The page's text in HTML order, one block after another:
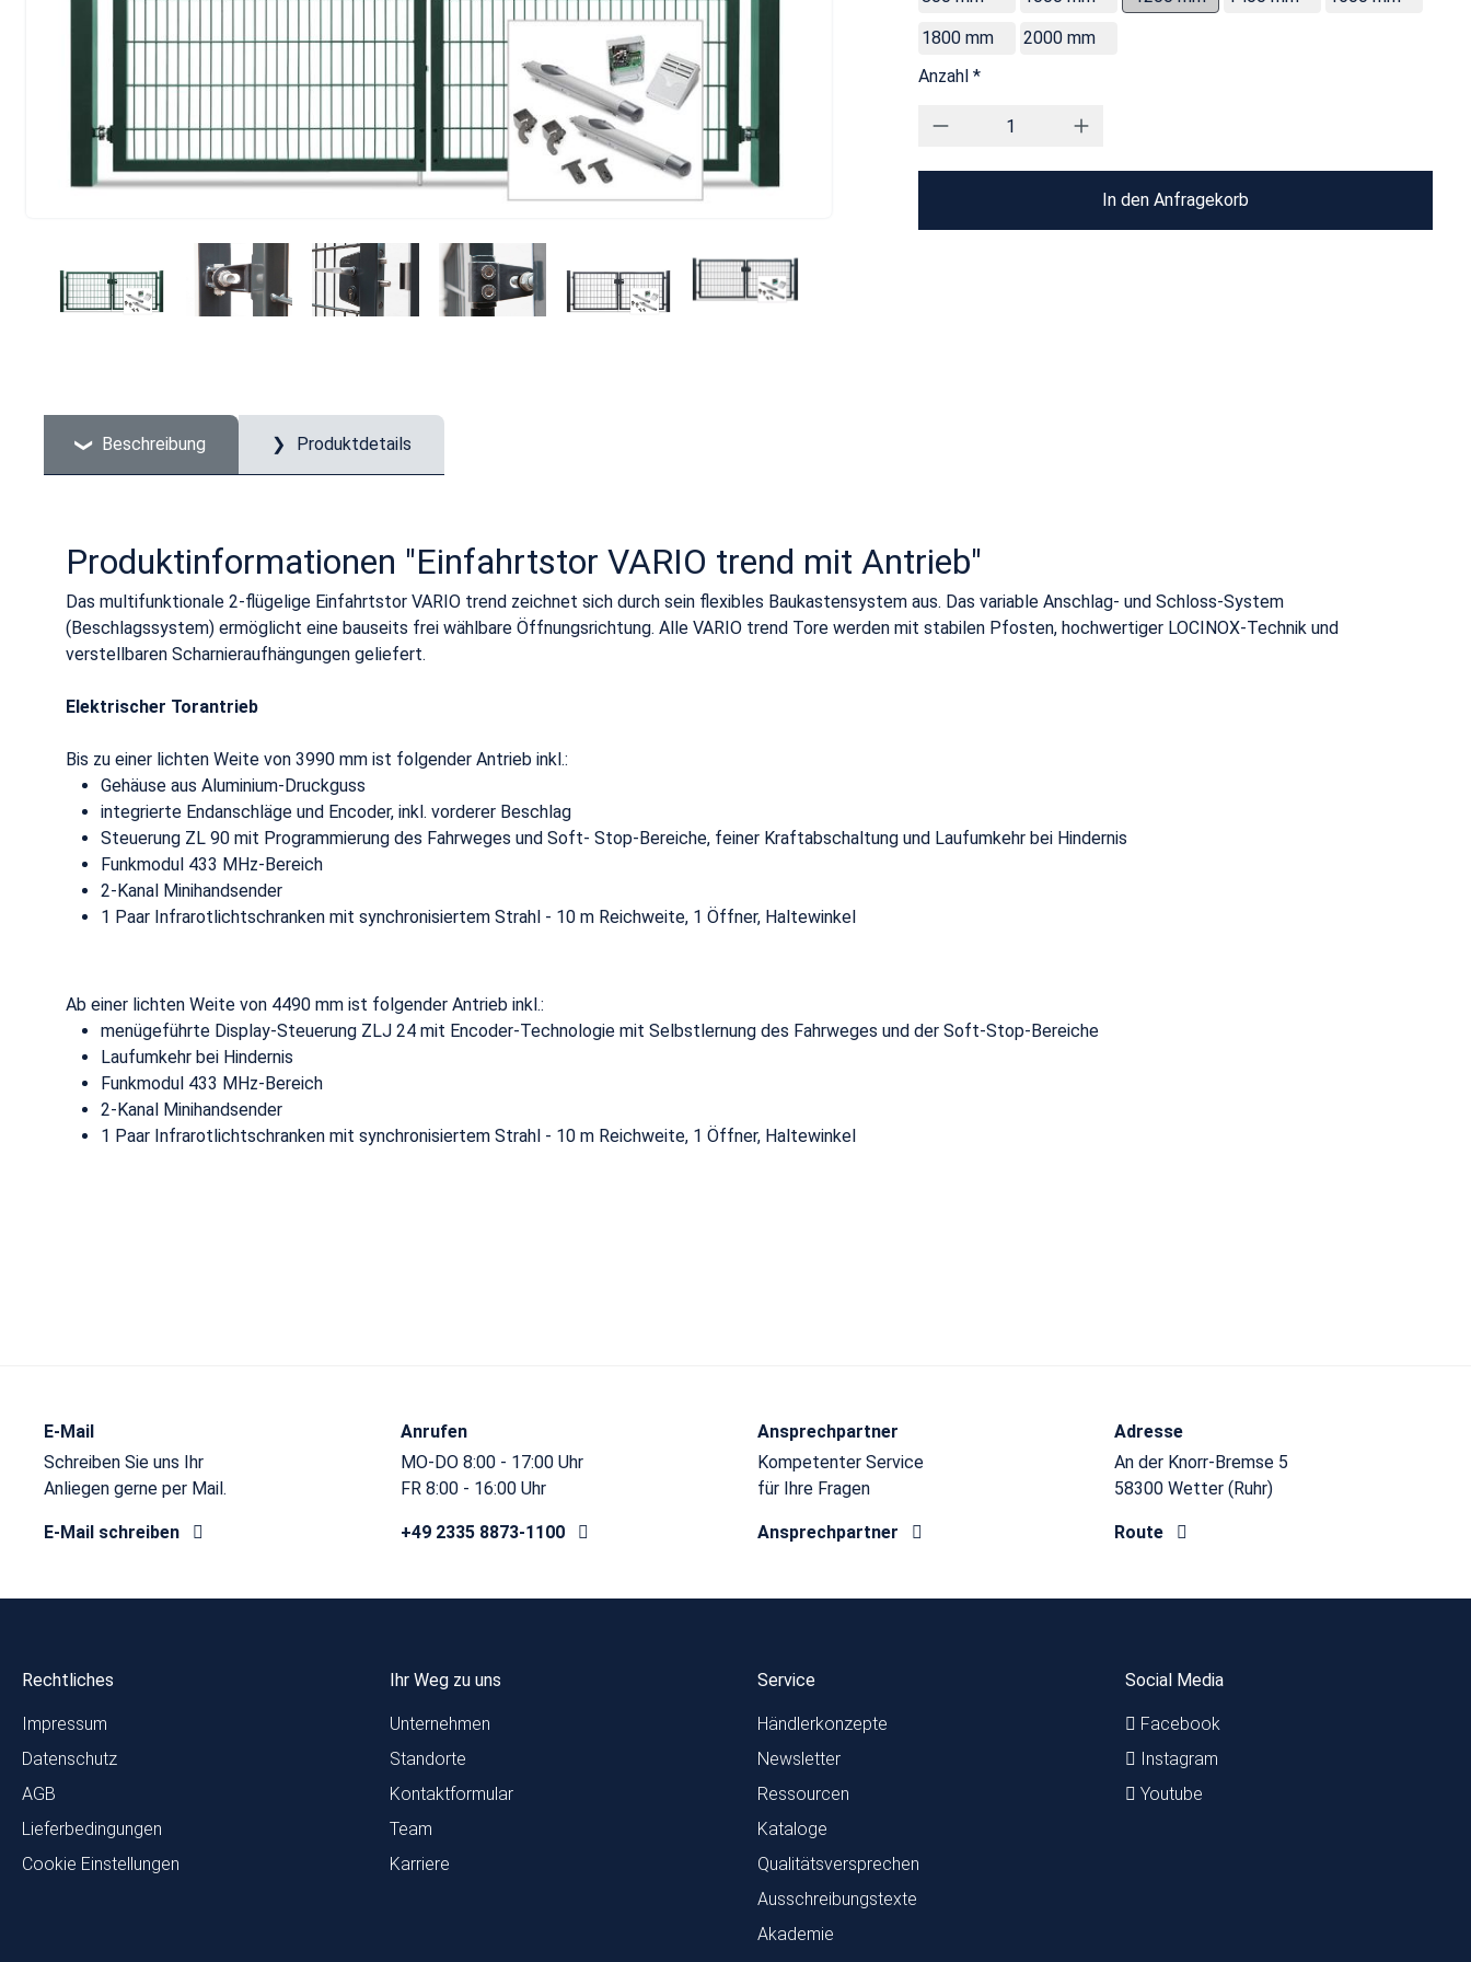
1800 mm
2000 mm
Anzahl *
In den Anfragekorb
Beschreibung Produktdetails
Produktinformationen "Einfahrtstor VARIO trend mit Antrieb"
Das multifunktionale 2-flügelige Einfahrtstor VARIO trend zeichnet sich durch sein flexibles Baukastensystem aus. Das variable Anschlag- und Schloss-System
(Beschlagssystem) ermöglicht eine bauseits frei wählbare Öffnungsrichtung. Alle VARIO trend Tore werden mit stabilen Pfosten, hochwertiger LOCINOX-Technik und
verstellbaren Scharnieraufhängungen geliefert.
Elektrischer Torantrieb
Bis zu einer lichten Weite von 3990 mm ist folgender Antrieb inkl.:
Gehäuse aus Aluminium-Druckguss
integrierte Endanschläge und Encoder, inkl. vorderer Beschlag
Steuerung ZL 90 mit Programmierung des Fahrweges und Soft- Stop-Bereiche, feiner Kraftabschaltung und Laufumkehr bei Hindernis
Funkmodul 433 MHz-Bereich
2-Kanal Minihandsender
1 Paar Infrarotlichtschranken mit synchronisiertem Strahl - 10 m Reichweite, 1 Öffner, Haltewinkel
Ab einer lichten Weite von 4490 mm ist folgender Antrieb inkl.:
menügeführte Display-Steuerung ZLJ 24 mit Encoder-Technologie mit Selbstlernung des Fahrweges und der Soft-Stop-Bereiche
Laufumkehr bei Hindernis
Funkmodul 433 MHz-Bereich
2-Kanal Minihandsender
1 Paar Infrarotlichtschranken mit synchronisiertem Strahl - 10 m Reichweite, 1 Öffner, Haltewinkel
E-Mail
Schreiben Sie uns Ihr
Anliegen gerne per Mail.
E-Mail schreiben
Anrufen
MO-DO 8:00 - 17:00 Uhr
FR 8:00 - 16:00 Uhr
+49 2335 8873-1100
Ansprechpartner
Kompetenter Service
für Ihre Fragen
Ansprechpartner
Adresse
An der Knorr-Bremse 5
58300 Wetter (Ruhr)
Route
Rechtliches
Impressum
Datenschutz
AGB
Lieferbedingungen
Cookie Einstellungen
Ihr Weg zu uns
Unternehmen
Standorte
Kontaktformular
Team
Karriere
Service
Händlerkonzepte
Newsletter
Ressourcen
Kataloge
Qualitätsversprechen
Ausschreibungstexte
Akademie
Social Media
Facebook
Instagram
Youtube